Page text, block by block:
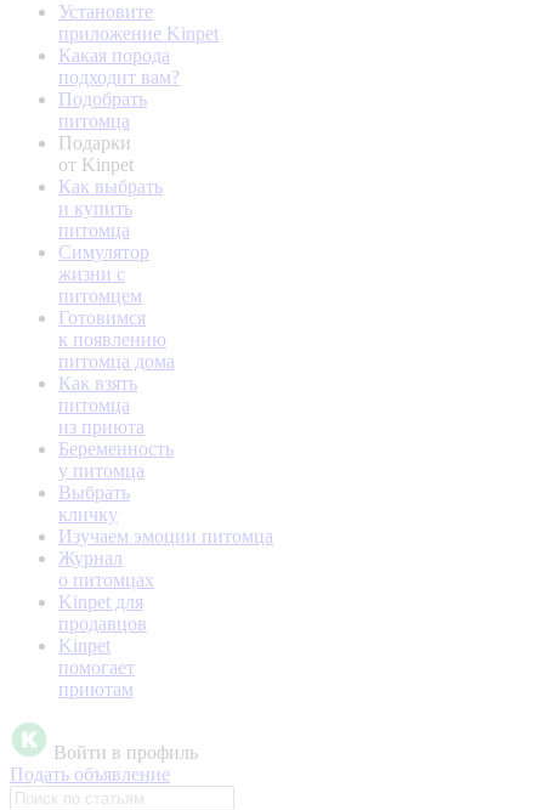
Установите
приложение Kinpet
Какая порода
подходит вам?
Подобрать
питомца
Подарки
от Kinpet
Как выбрать
и купить
питомца
Симулятор
жизни с
питомцем
Готовимся
к появлению
питомца дома
Как взять
питомца
из приюта
Беременность
у питомца
Выбрать
кличку
Изучаем эмоции питомца
Журнал
о питомцах
Kinpet для
продавцов
Kinpet
помогает
приютам
Войти в профиль
Подать объявление